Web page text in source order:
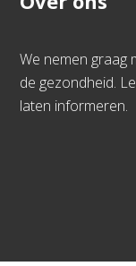
We nemen graag
de gezondheid.
laten informeren.